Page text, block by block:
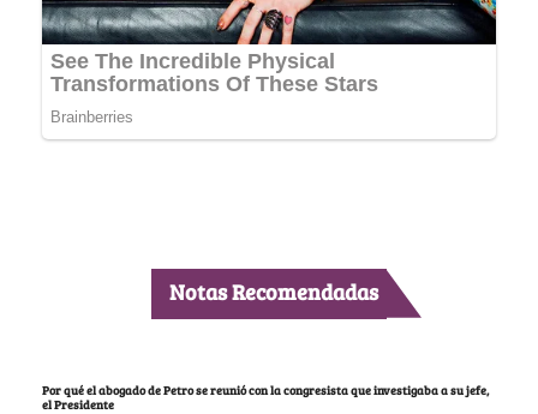
Notas Recomendadas
Por qué el abogado de Petro se reunió con la congresista que investigaba a su jefe,
el Presidente